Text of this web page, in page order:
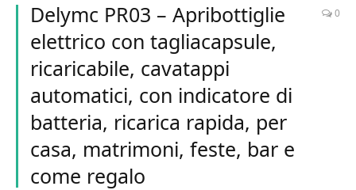
Delymc PR03 – Apribottiglie
elettrico con tagliacapsule,
ricaricabile, cavatappi
automatici, con indicatore di
batteria, ricarica rapida, per
casa, matrimoni, feste, bar e
come regalo
0